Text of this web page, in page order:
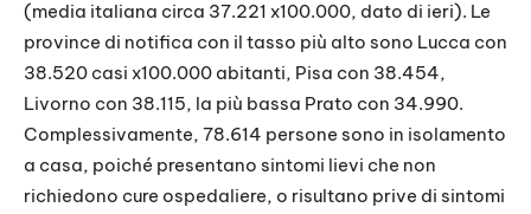
(media italiana circa 37.221 x100.000, dato di ieri). Le
province di notifica con il tasso più alto sono Lucca con
38.520 casi x100.000 abitanti, Pisa con 38.454,
Livorno con 38.115, la più bassa Prato con 34.990.
Complessivamente, 78.614 persone sono in isolamento
a casa, poiché presentano sintomi lievi che non
richiedono cure ospedaliere, o risultano prive di sintomi